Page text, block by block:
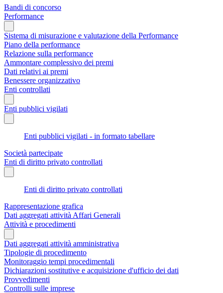
Bandi di concorso
Performance
Sistema di misurazione e valutazione della Performance
Piano della performance
Relazione sulla performance
Ammontare complessivo dei premi
Dati relativi ai premi
Benessere organizzativo
Enti controllati
Enti pubblici vigilati
Enti pubblici vigilati - in formato tabellare
Società partecipate
Enti di diritto privato controllati
Enti di diritto privato controllati
Rappresentazione grafica
Dati aggregati attività Affari Generali
Attività e procedimenti
Dati aggregati attività amministrativa
Tipologie di procedimento
Monitoraggio tempi procedimentali
Dichiarazioni sostitutive e acquisizione d'ufficio dei dati
Provvedimenti
Controlli sulle imprese